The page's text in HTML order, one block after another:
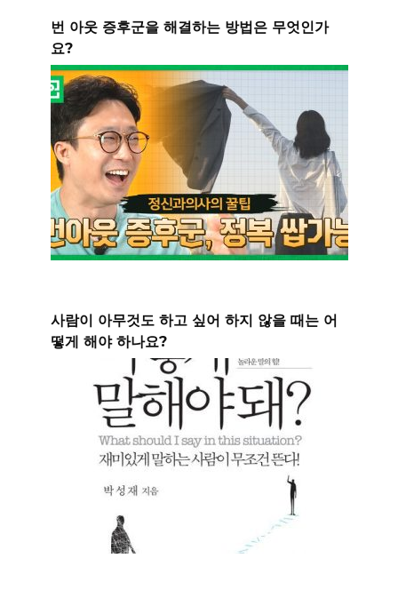
번 아웃 증후군을 해결하는 방법은 무엇인가
요?
사람이 아무것도 하고 싶어 하지 않을 때는 어
떻게 해야 하나요?